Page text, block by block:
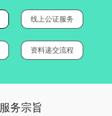
线上公证服务
资料递交流程
服务宗旨